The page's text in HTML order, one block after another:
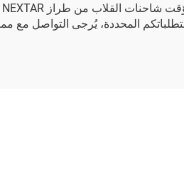
المحددة، يُرجى التواصل مع